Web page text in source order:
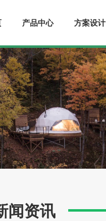
产品中心 方案设计
闻资讯